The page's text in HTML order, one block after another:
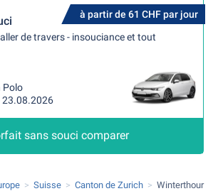
à partir de 61 CHF par jour
de travers - insouciance et tout
Polo
23.08.2026
sans souci comparer
Suisse Canton de Zurich Winterthour